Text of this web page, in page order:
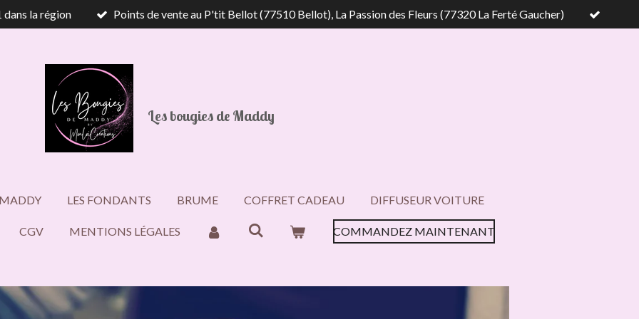
dans la région Points de vente au P'tit Bellot (77510 Bellot), La Passion des Fleurs (77320 La Ferté Gaucher)
Les bougies de Maddy
LES FONDANTS BRUME COFFRET CADEAU DIFFUSEUR VOITURE
CGV MENTIONS LÉGALES COMMANDEZ MAINTENANT